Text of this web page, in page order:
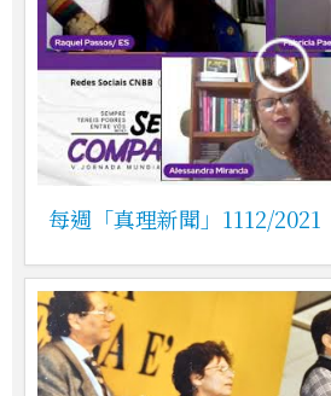
每週「真理新聞」1112/2021